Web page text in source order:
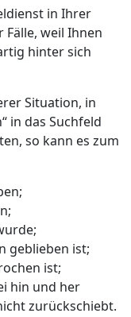
in Ihrer
Fälle, weil Ihnen
hinter sich
Situation, in
in das Suchfeld
so kann es zum
geblieben ist;
ist;
hin und her
zurückschiebt.